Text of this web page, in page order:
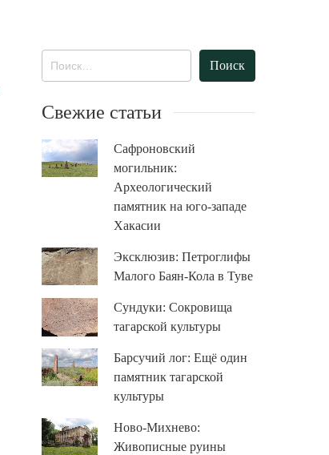
Свежие статьи
Сафроновский
могильник:
Археологический
памятник на юго-западе
Хакасии
Эксклюзив: Петроглифы
Малого Баян-Кола в Туве
Сундуки: Сокровища
тагарской культуры
Барсучий лог: Ещё один
памятник тагарской
культуры
Ново-Михнево:
Живописные руины